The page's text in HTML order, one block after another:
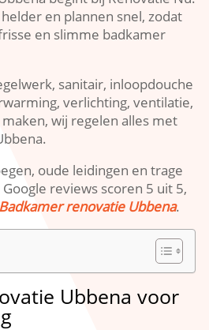
en plannen snel, zodat
en slimme badkamer
sanitair, inloopdouche
verlichting, ventilatie,
wij regelen alles met
oude leidingen en trage
reviews scoren 5 uit 5,
renovatie Ubbena.
Ubbena voor